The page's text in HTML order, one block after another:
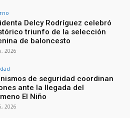
Delcy Rodríguez celebró
triunfo de la selección
de baloncesto
2026
de seguridad coordinan
ante la llegada del
El Niño
2026